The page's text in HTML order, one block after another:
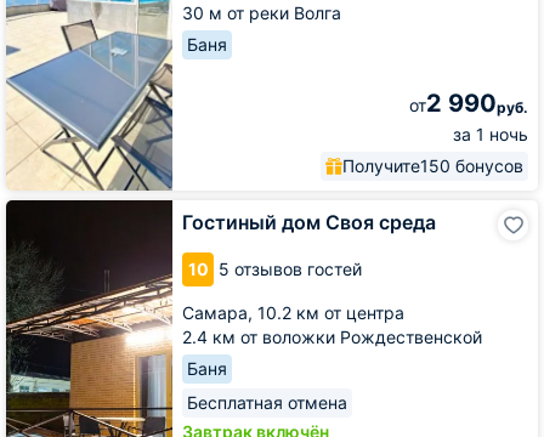
30 м от реки Волга
Баня
от2 990руб.
за 1 ночь
Получите150 бонусов
Гостиный дом Своя среда
10 5 отзывов гостей
Самара, 10.2 км от центра
2.4 км от воложки Рождественской
Баня
Бесплатная отмена
Завтрак включён
Гостиный
Своя
среда